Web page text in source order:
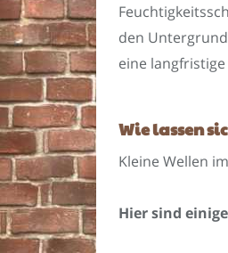
den
eine
Wie lassen
Kleine Wellen
Hier sind